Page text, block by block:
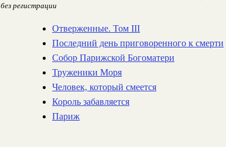
без регистрации
Отверженные. Том III
Последний день приговоренного к смерти
Собор Парижской Богоматери
Труженики Моря
Человек, который смеется
Король забавляется
Париж